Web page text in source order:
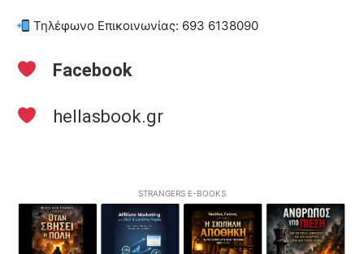
Τηλέφωνο Επικοινωνίας: 693 6138090
Facebook
hellasbook.gr
STRANGERS E-BOOKS